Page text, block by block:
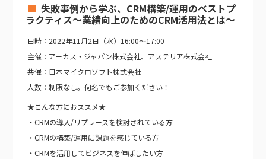
失敗事例から学ぶ、CRM構築/運用のベストプ
ラクティス～業績向上のためのCRM活用法とは～
日時：2022年11月2日（水）16:00～17:00
主催：アーカス・ジャパン株式会社、アステリア株式会社
共催：日本マイクロソフト株式会社
人数：制限なし。何名でもご参加ください！
★こんな方におススメ★
・CRMの導入/リプレースを検討されている方
・CRMの構築/運用に課題を感じている方
・CRMを活用してビジネスを伸ばしたい方